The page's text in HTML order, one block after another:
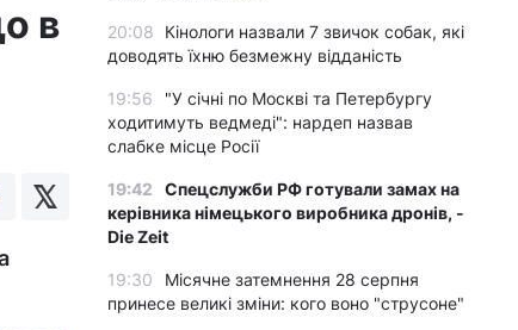
в
20:08
Кінологи назвали 7 звичок собак, які
доводять їхню безмежну відданість
19:56
"У січні по Москві та Петербургу
ходитимуть ведмеді": нардеп назвав
слабке місце Росії
19:42
Спецслужби РФ готували замах на
керівника німецького виробника дронів, -
Die Zeit
19:30
Місячне затемнення 28 серпня
принесе великі зміни: кого воно "струсоне"